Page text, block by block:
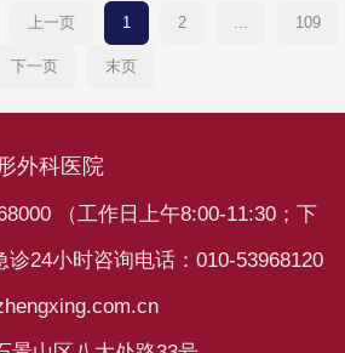
上一页 1 2 ... 109
下一页 末页
外科医院
（工作日上午8:00-11:30；下
诊24小时咨询电话：010-53968120